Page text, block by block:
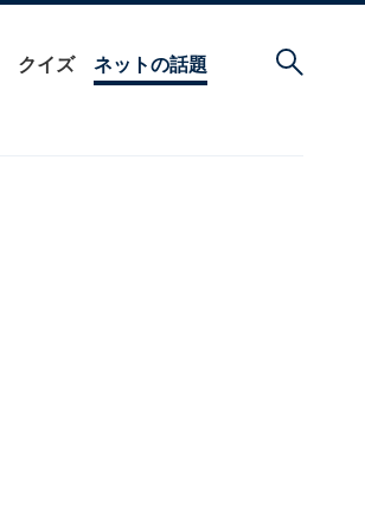
クイズ ネットの話題